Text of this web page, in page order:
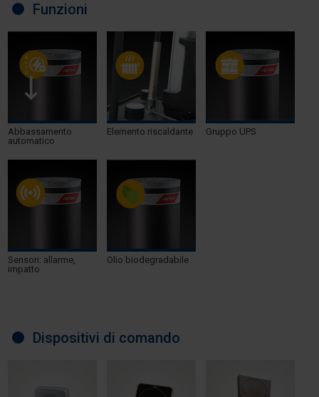
Funzioni
Abbassamento
automatico
Elemento riscaldante Gruppo UPS
Sensori: allarme,
impatto
Olio biodegradabile
Dispositivi di comando